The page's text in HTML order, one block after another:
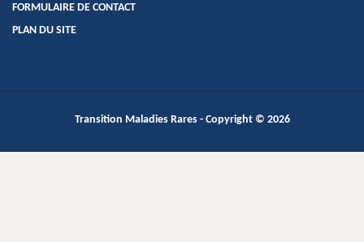
FORMULAIRE DE CONTACT
PLAN DU SITE
Transition Maladies Rares- Copyright © 2026